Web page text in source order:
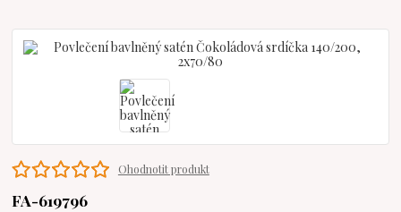
Ohodnotit produkt
FA-619796